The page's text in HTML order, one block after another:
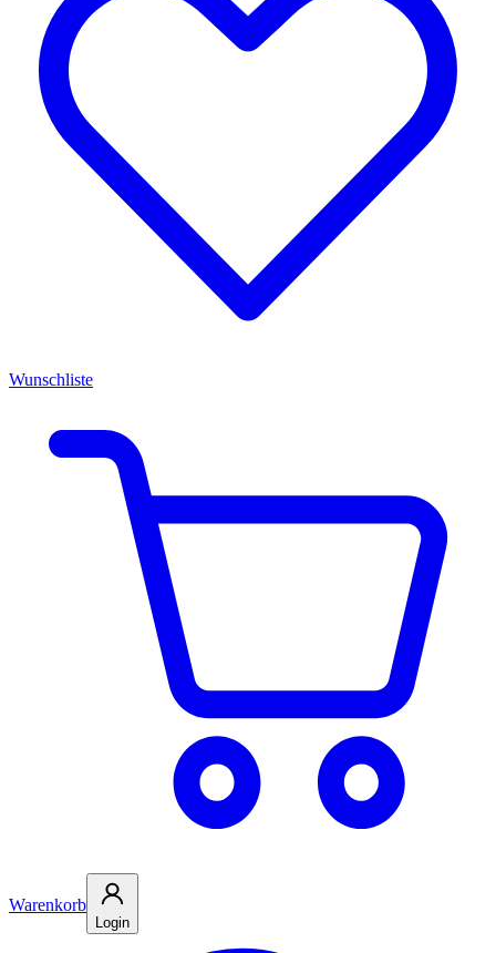
Wunschliste
Warenkorb
Login